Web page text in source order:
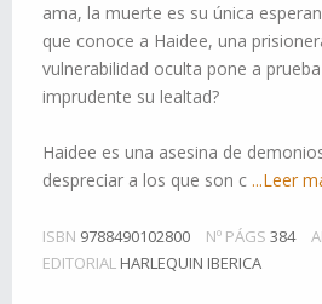
ama, la muerte es su única
que conoce a Haidee, una
vulnerabilidad oculta pone a
imprudente su lealtad?
Haidee es una asesina de
despreciar a los que son c ...Leer
ISBN 9788490102800 Nº PÁGS 384
EDITORIAL HARLEQUIN IBERICA